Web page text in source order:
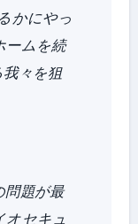
かにやっ
ームを続
々を狙
問題が最
オセキュ